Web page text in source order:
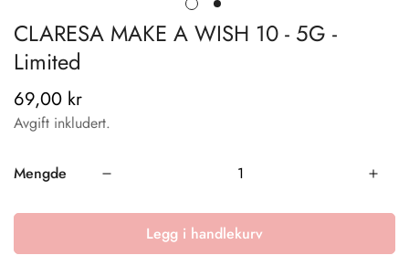
CLARESA MAKE A WISH 10 - 5G -
Limited
Vanlig
pris
69,00 kr
Avgift inkludert.
Mengde
Legg i handlekurv